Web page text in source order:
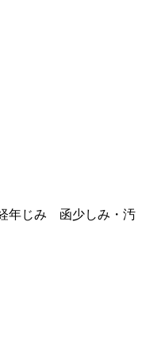
年じみ 函少しみ・汚